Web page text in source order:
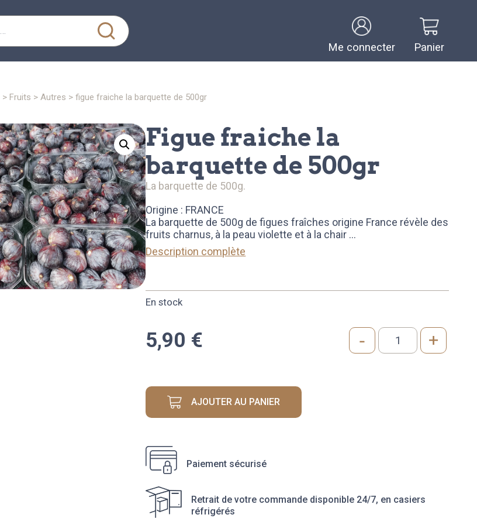
Me connecter Panier
> fruits > autres > figue fraiche la barquette de 500gr
figue fraiche la
barquette de 500gr
la barquette de 500g.
Origine : FRANCE
La barquette de 500g de figues fraîches origine France révèle des
fruits charnus, à la peau violette et à la chair ...
Description complète
En stock
5,90 €
quantité
- +
AJOUTER AU PANIER
Paiement sécurisé
Retrait de votre commande disponible 24/7, en casiers
réfrigérés